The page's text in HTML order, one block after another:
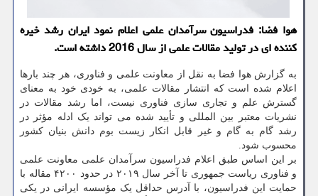
هوا فضا: فدراسیون سرآمدان علمی اعلام نمود ایران رشد خیره
كننده ای در تولید مقالات علمی از سال 2016 داشته است.
به گزارش هوا فضا به نقل از معاونت علمی و فناوری، هر چند بارها
اعلام شده است که انتشار مقالات علمی، به خودی خود به معنای
گسترش علم و تجاری سازی فناوری نیست، اما رشد مقالات در
نشریات معتبر بین المللی و تأیید شده می تواند یک ادله مؤثر در
رشد گام به گام و غیر قابل انکار زیست بوم دانش بنیان کشور
محسوب شود.
بر این اساس طبق اعلام فدراسیون سرآمدان علمی معاونت علمی
و فناوری ریاست جمهوری تا آخر سال ۲۰۱۹ در حدود ۴۲۰۰ مقاله با
حمایت این فدراسیون، با آدرس حداقل یک مؤسسه ایرانی در یکی